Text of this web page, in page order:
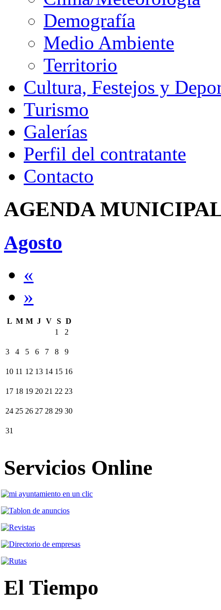
Demografía
Medio Ambiente
Territorio
Cultura, Festejos y
Turismo
Galerías
Perfil del contratante
Contacto
AGENDA
Agosto
«
»
L M M J V S D
1
2
3 4 5 6 7 8 9
10 11 12 13 14 15 16
17 18 19 20 21 22 23
24 25 26 27 28 29 30
31
Servicios Online
El Tiempo